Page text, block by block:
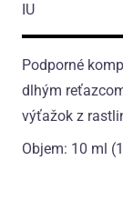
IU
Podporné
dlhým
výťažok z
Objem: 10 ml